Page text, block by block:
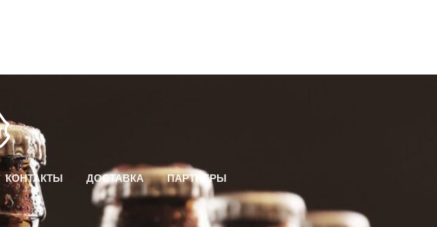
КОНТАКТЫ ДОСТАВКА ПАРТНЕРЫ